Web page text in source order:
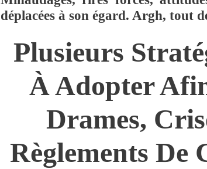
déplacées à son égard. Argh, tout
Plusieurs
À Adopter
Drames,
Règlements De